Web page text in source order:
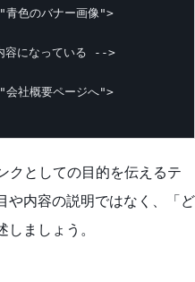
のバナー画像">
容になっている -->
概要ページへ">
クとしての目的を伝えるテ
や内容の説明ではなく、「ど
ましょう。